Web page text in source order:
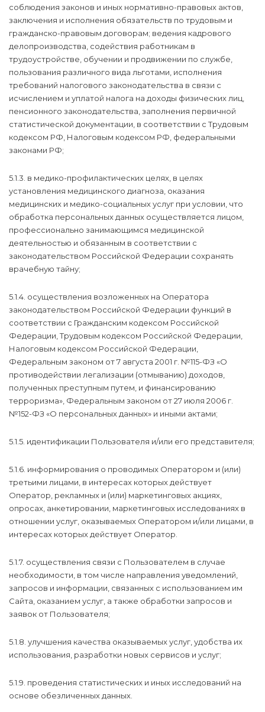
соблюдения законов и иных нормативно-правовых актов,
заключения и исполнения обязательств по трудовым и
гражданско-правовым договорам; ведения кадрового
делопроизводства, содействия работникам в
трудоустройстве, обучении и продвижении по службе,
пользования различного вида льготами, исполнения
требований налогового законодательства в связи с
исчислением и уплатой налога на доходы физических лиц,
пенсионного законодательства, заполнения первичной
статистической документации, в соответствии с Трудовым
кодексом РФ, Налоговым кодексом РФ, федеральными
законами РФ;
5.1.3. в медико-профилактических целях, в целях
установления медицинского диагноза, оказания
медицинских и медико-социальных услуг при условии, что
обработка персональных данных осуществляется лицом,
профессионально занимающимся медицинской
деятельностью и обязанным в соответствии с
законодательством Российской Федерации сохранять
врачебную тайну;
5.1.4. осуществления возложенных на Оператора
законодательством Российской Федерации функций в
соответствии с Гражданским кодексом Российской
Федерации, Трудовым кодексом Российской Федерации,
Налоговым кодексом Российской Федерации,
Федеральным законом от 7 августа 2001 г. №115-ФЗ «О
противодействии легализации (отмыванию) доходов,
полученных преступным путем, и финансированию
терроризма», Федеральным законом от 27 июля 2006 г.
№152-ФЗ «О персональных данных» и иными актами;
5.1.5. идентификации Пользователя и/или его представителя;
5.1.6. информирования о проводимых Оператором и (или)
третьими лицами, в интересах которых действует
Оператор, рекламных и (или) маркетинговых акциях,
опросах, анкетировании, маркетинговых исследованиях в
отношении услуг, оказываемых Оператором и/или лицами, в
интересах которых действует Оператор.
5.1.7. осуществления связи с Пользователем в случае
необходимости, в том числе направления уведомлений,
запросов и информации, связанных с использованием им
Сайта, оказанием услуг, а также обработки запросов и
заявок от Пользователя;
5.1.8. улучшения качества оказываемых услуг, удобства их
использования, разработки новых сервисов и услуг;
5.1.9. проведения статистических и иных исследований на
основе обезличенных данных.